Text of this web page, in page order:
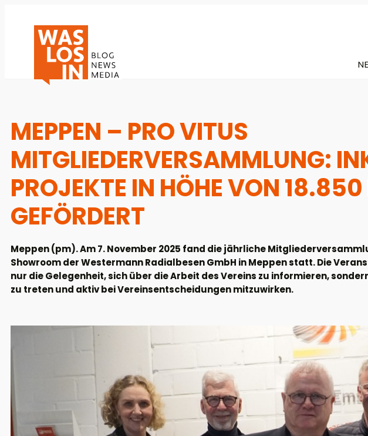
MEPPEN – PRO VITUS
MITGLIEDERVERSAMMLUNG:
PROJEKTE IN HÖHE VON 18.850
GEFÖRDERT
Meppen (pm). Am 7. November 2025 fand die jährliche
Showroom der Westermann Radialbesen GmbH in Meppen statt. Die
nur die Gelegenheit, sich über die Arbeit des Vereins zu informieren,
zu treten und aktiv bei Vereinsentscheidungen mitzuwirken.